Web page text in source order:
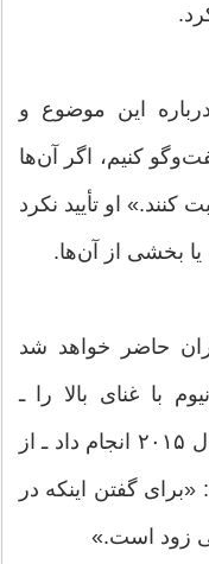
این موضوع و
کنیم، اگر آن‌ها
کنند.» او تأیید نکرد
بخشی از آن‌ها.
حاضر خواهد شد
اورانیوم با غنای بالا را ـ
همان‌گونه که در توافق هسته‌ای سال ۲۰۱۵ انجام داد ـ از
گفتن اینکه در
زود است.»